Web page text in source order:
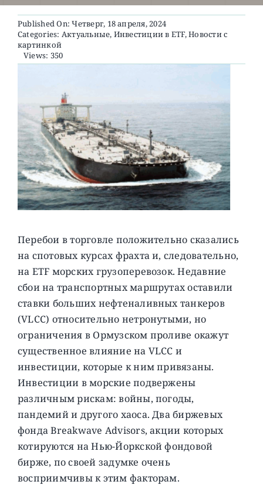
Published On: Четверг, 18 апреля, 2024
Categories: Актуальные, Инвестиции в ETF,Новости с
картинкой
Views: 350
Перебои в торговле положительно сказались
на спотовых курсах фрахта и, следовательно,
на ETF морских грузоперевозок. Недавние
сбои на транспортных маршрутах оставили
ставки больших нефтеналивных танкеров
(VLCC) относительно нетронутыми, но
ограничения в Ормузском проливе окажут
существенное влияние на VLCC и
инвестиции, которые к ним привязаны.
Инвестиции в морские подвержены
различным рискам: войны, погоды,
пандемий и другого хаоса. Два биржевых
фонда Breakwave Advisors, акции которых
котируются на Нью-Йоркской фондовой
бирже, по своей задумке очень
восприимчивы к этим факторам.